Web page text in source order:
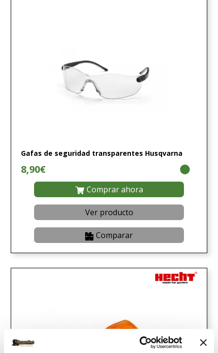
Gafas de seguridad transparentes Husqvarna
8,90€
Comprar ahora
Ver producto
Comparar